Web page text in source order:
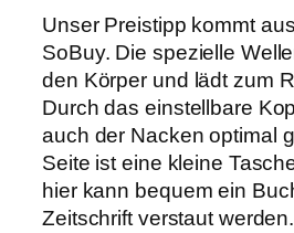
Unser Preistipp kommt
SoBuy. Die spezielle
den Körper und lädt zum
Durch das einstellbare
auch der Nacken optimal
Seite ist eine kleine
hier kann bequem ein
Zeitschrift verstaut werden.